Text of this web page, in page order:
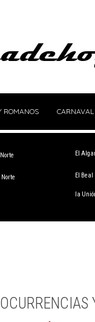
ROMANOS CARNAVAL
El
El Beal
la